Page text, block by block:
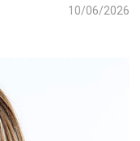
10/06/2026